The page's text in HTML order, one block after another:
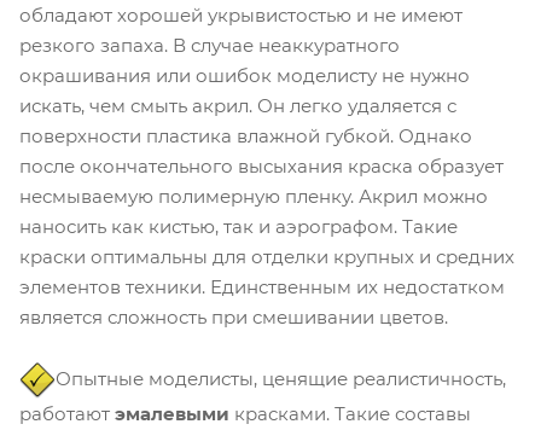
обладают хорошей укрывистостью и не имеют
резкого запаха. В случае неаккуратного
окрашивания или ошибок моделисту не нужно
искать, чем смыть акрил. Он легко удаляется с
поверхности пластика влажной губкой. Однако
после окончательного высыхания краска образует
несмываемую полимерную пленку. Акрил можно
наносить как кистью, так и аэрографом. Такие
краски оптимальны для отделки крупных и средних
элементов техники. Единственным их недостатком
является сложность при смешивании цветов.
Опытные моделисты, ценящие реалистичность,
работают эмалевыми красками. Такие составы